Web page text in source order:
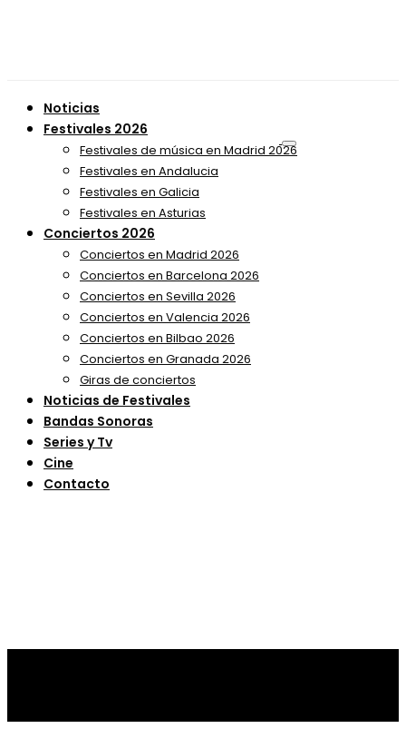
Noticias
Festivales 2026
Festivales de música en Madrid 2026
Festivales en Andalucia
Festivales en Galicia
Festivales en Asturias
Conciertos 2026
Conciertos en Madrid 2026
Conciertos en Barcelona 2026
Conciertos en Sevilla 2026
Conciertos en Valencia 2026
Conciertos en Bilbao 2026
Conciertos en Granada 2026
Giras de conciertos
Noticias de Festivales
Bandas Sonoras
Series y Tv
Cine
Contacto